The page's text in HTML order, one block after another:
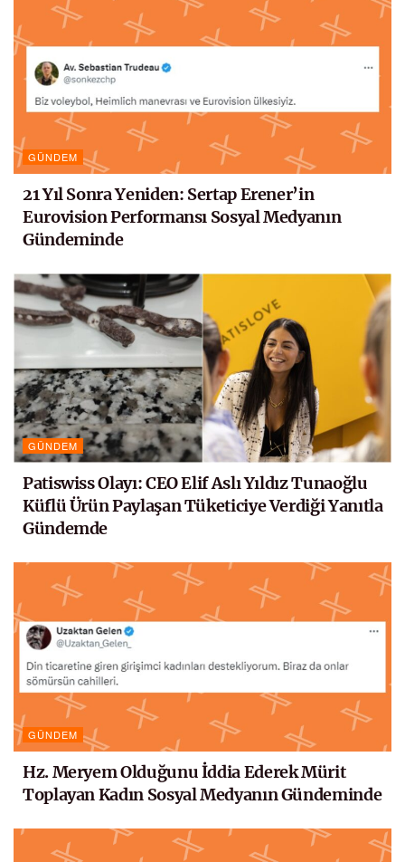
GÜNDEM
21 Yıl Sonra Yeniden: Sertap Erener’in
Eurovision Performansı Sosyal Medyanın
Gündeminde
GÜNDEM
Patiswiss Olayı: CEO Elif Aslı Yıldız Tunaoğlu
Küflü Ürün Paylaşan Tüketiciye Verdiği Yanıtla
Gündemde
GÜNDEM
Hz. Meryem Olduğunu İddia Ederek Mürit
Toplayan Kadın Sosyal Medyanın Gündeminde